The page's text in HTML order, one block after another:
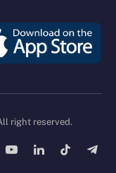
right reserved.
YouTubeLinkedInTikTok